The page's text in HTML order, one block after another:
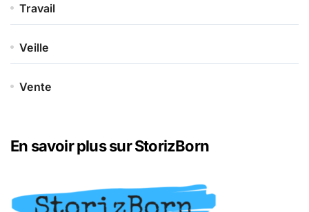
Travail
Veille
Vente
En savoir plus sur StorizBorn